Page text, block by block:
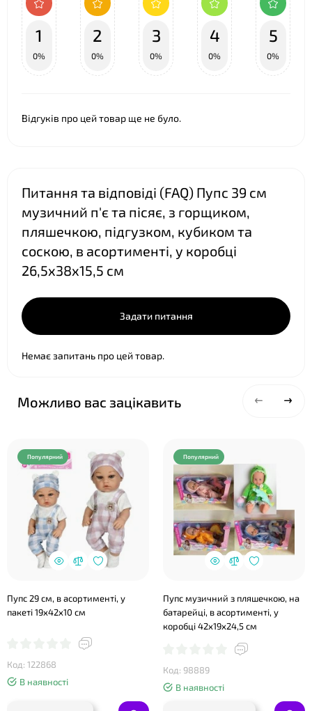
1
0%
2
0%
3
0%
4
0%
5
0%
Відгуків про цей товар ще не було.
Питання та відповіді (FAQ) Пупс 39 см
музичний п'є та пісяє, з горщиком,
пляшечкою, підгузком, кубиком та
соскою, в асортименті, у коробці
26,5х38х15,5 см
Задати питання
Немає запитань про цей товар.
Можливо вас зацікавить
Популярний
Пупс 29 см, в асортименті, у
пакеті 19х42х10 см
Код: 122868
В наявності
Популярний
Пупс музичний з пляшечкою, на
батарейці, в асортименті, у
коробці 42х19х24,5 см
Код: 98889
В наявності
❤